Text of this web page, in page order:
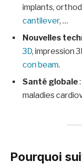
implants,
cantilever, …
Nouvelles
3D, impression
con beam.
Santé globale
maladies
Pourquoi